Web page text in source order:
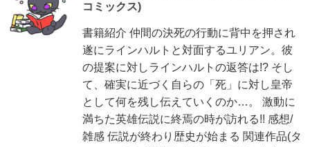
コミックス)
書籍紹介 仲間の決死の行動に背中を押され
遂にラインハルトと対面するユリアン。彼
の提案に対しラインハルトの返答は!? そし
て、確実に近づく自らの「死」に対し皇帝
として何を残し伝えていくのか…。 激動に
満ちた英雄伝説に終焉の時が訪れる!! 感想/
雑感 伝説が終わり歴史が始まる 関連作品(タ